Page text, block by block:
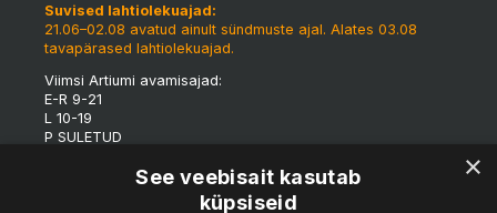
Suvised lahtiolekuajad:
21.06–02.08 avatud ainult sündmuste ajal. Alates 03.08
tavapärased lahtiolekuajad.
Viimsi Artiumi avamisajad:
E-R 9-21
L 10-19
P SULETUD
*Tulenevalt eriüritustest võivad maja lahtioleku ajad
jooksvalt muutuda.
×
See veebisait kasutab
küpsiseid